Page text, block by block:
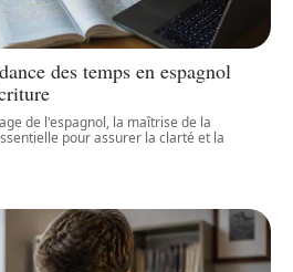
des temps en espagnol
de l'espagnol, la maîtrise de la
pour assurer la clarté et la